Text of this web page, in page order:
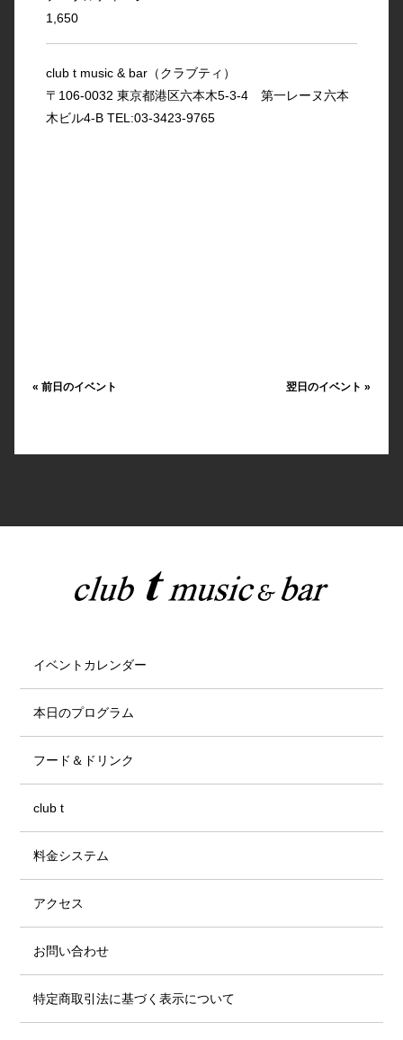
1,650
club t music & bar（クラブティ）
〒106-0032 東京都港区六本木5-3-4 第一レーヌ六本
木ビル4-B TEL:03-3423-9765
« 前日のイベント 翌日のイベント»
イベントカレンダー
本日のプログラム
フード＆ドリンク
club t
料金システム
アクセス
お問い合わせ
特定商取引法に基づく表示について